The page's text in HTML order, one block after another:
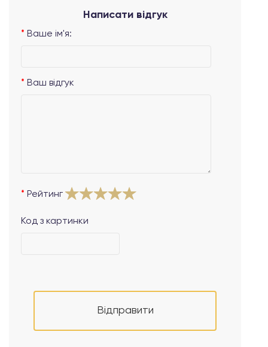
Написати відгук
Ваше ім'я:
Ваш відгук
Рейтинг
Код з картинки
Відправити